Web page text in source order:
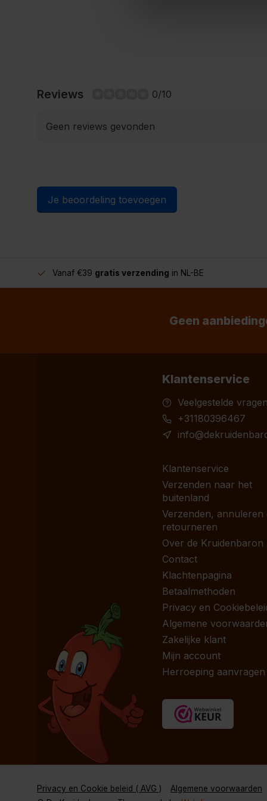
Reviews 0/10
Geen reviews gevonden
Je beoordeling toevoegen
Vanaf €39 gratis verzending in NL-BE
Geen
Klantenservice
Veelgestelde vragen
+31180396467
Klantenservice
Verzenden naar het
buitenland
Verzenden, annuleren
retourneren
Over de Kruidenbaron
Contact
Klachtenpagina
Betaalmethoden
Privacy en
Algemene
Zakelijke klant
Mijn account
Herroeping aanvragen
Privacy en Cookie beleid ( AVG ) Algemene voorwaarden